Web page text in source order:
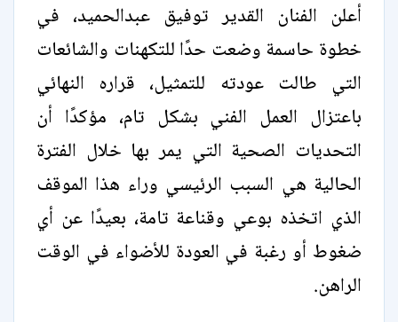
أعلن الفنان القدير توفيق عبدالحميد، في
خطوة حاسمة وضعت حدًا للتكهنات والشائعات
التي طالت عودته للتمثيل، قراره النهائي
باعتزال العمل الفني بشكل تام، مؤكدًا أن
التحديات الصحية التي يمر بها خلال الفترة
الحالية هي السبب الرئيسي وراء هذا الموقف
الذي اتخذه بوعي وقناعة تامة، بعيدًا عن أي
ضغوط أو رغبة في العودة للأضواء في الوقت
الراهن.